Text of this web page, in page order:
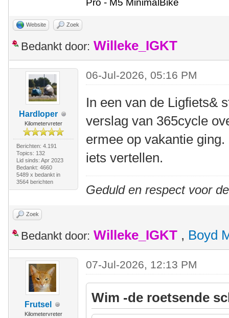
Pro - M5 MinimalBike
Website Zoek
Bedankt door: Willeke_IGKT
Hardloper
Kilometervreter
Berichten: 4.191
Topics: 132
Lid sinds: Apr 2023
Bedankt: 4660
5489 x bedankt in
3564 berichten
06-Jul-2026, 05:16 PM
In een van de Ligfiets&
verslag van 365cycle
ermee op vakantie
iets vertellen.
Geduld en respect voor
Zoek
Bedankt door: Willeke_IGKT , Boyd
Frutsel
Kilometervreter
07-Jul-2026, 12:13 PM
Wim -de roetsende